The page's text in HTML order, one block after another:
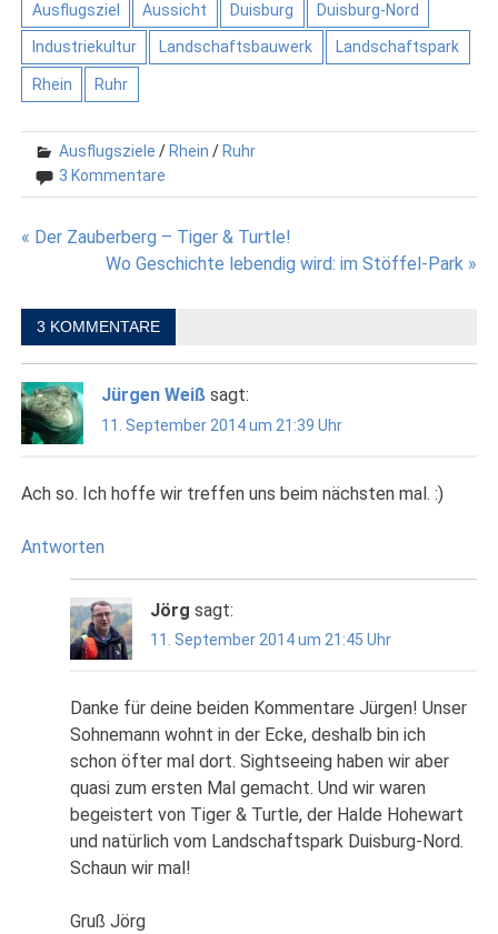
Ausflugsziel Aussicht Duisburg Duisburg-Nord
Industriekultur Landschaftsbauwerk Landschaftspark
Rhein Ruhr
Ausflugsziele / Rhein / Ruhr
3 Kommentare
Beitragsnavigation
« Der Zauberberg – Tiger & Turtle!
Wo Geschichte lebendig wird: im Stöffel-Park »
3 KOMMENTARE
Jürgen Weiß sagt:
11. September 2014 um 21:39 Uhr
Ach so. Ich hoffe wir treffen uns beim nächsten mal. :)
Antworten
Jörg sagt:
11. September 2014 um 21:45 Uhr
Danke für deine beiden Kommentare Jürgen! Unser
Sohnemann wohnt in der Ecke, deshalb bin ich
schon öfter mal dort. Sightseeing haben wir aber
quasi zum ersten Mal gemacht. Und wir waren
begeistert von Tiger & Turtle, der Halde Hohewart
und natürlich vom Landschaftspark Duisburg-Nord.
Schaun wir mal!
Gruß Jörg